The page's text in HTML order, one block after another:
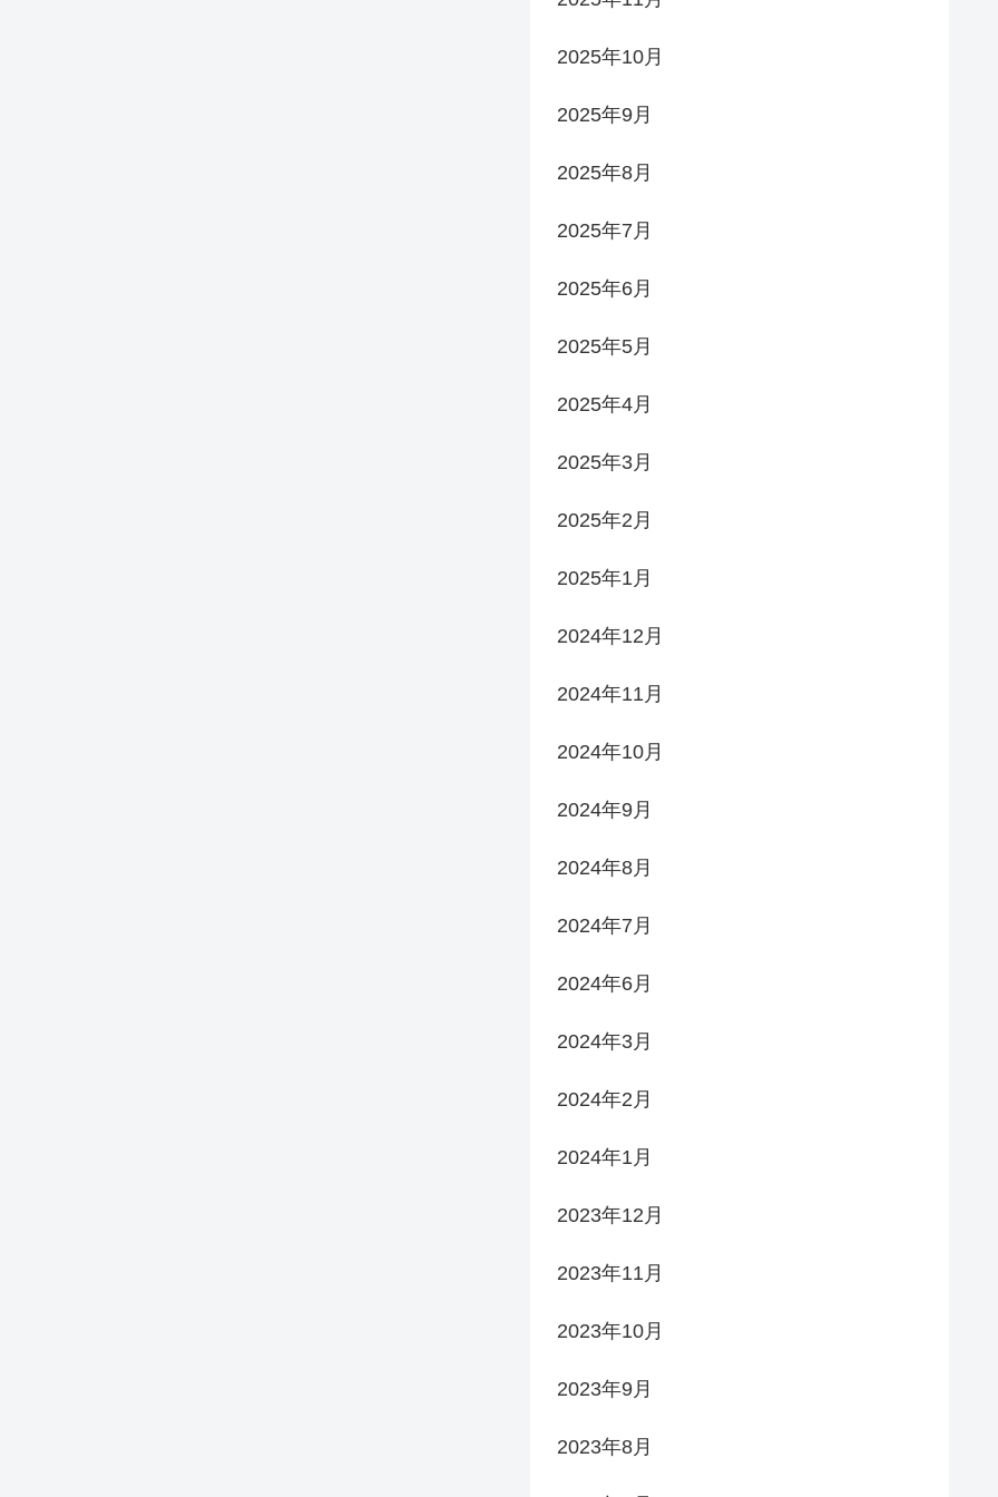
2025年10月
2025年9月
2025年8月
2025年7月
2025年6月
2025年5月
2025年4月
2025年3月
2025年2月
2025年1月
2024年12月
2024年11月
2024年10月
2024年9月
2024年8月
2024年7月
2024年6月
2024年3月
2024年2月
2024年1月
2023年12月
2023年11月
2023年10月
2023年9月
2023年8月